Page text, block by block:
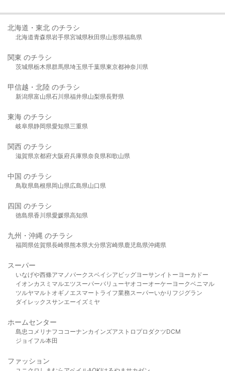
北海道・東北 のチラシ
北海道青森県岩手県宮城県秋田県山形県福島県
関東 のチラシ
茨城県栃木県群馬県埼玉県千葉県東京都神奈川県
甲信越・北陸 のチラシ
新潟県富山県石川県福井県山梨県長野県
東海 のチラシ
岐阜県静岡県愛知県三重県
関西 のチラシ
滋賀県京都府大阪府兵庫県奈良県和歌山県
中国 のチラシ
鳥取県島根県岡山県広島県山口県
四国 のチラシ
徳島県香川県愛媛県高知県
九州・沖縄 のチラシ
福岡県佐賀県長崎県熊本県大分県宮崎県鹿児島県沖縄県
スーパー
いなげや西條アマノパークスベイシア ビッグヨーサンイトーヨーカドー
イオンカスミ マルエツスーパーバリューヤオコーオーケー ヨークベニマル
ツルヤマルト オギノ エスマート ライフ業務スーパーいかり フジグラン
ダイレックスサンエーイズミヤ
ホームセンター
島忠 コメリ ナフコ コーナンカインズアストロプロダクツDCM
ジョイフル本田
ファッション